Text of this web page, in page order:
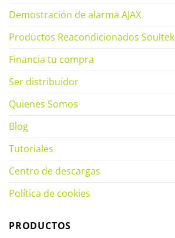
Demostración de alarma AJAX
Productos Reacondicionados Soultek
Financia tu compra
Ser distribuidor
Quienes Somos
Blog
Tutoriales
Centro de descargas
Política de cookies
PRODUCTOS